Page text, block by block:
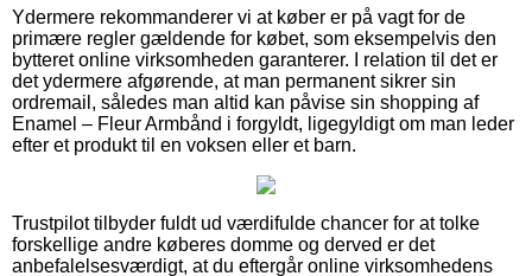
Ydermere rekommanderer vi at køber er på vagt for de
primære regler gældende for købet, som eksempelvis den
bytteret online virksomheden garanterer. I relation til det er
det ydermere afgørende, at man permanent sikrer sin
ordremail, således man altid kan påvise sin shopping af
Enamel – Fleur Armbånd i forgyldt, ligegyldigt om man leder
efter et produkt til en voksen eller et barn.
Trustpilot tilbyder fuldt ud værdifulde chancer for at tolke
forskellige andre køberes domme og derved er det
anbefalelsesværdigt, at du eftergår online virksomhedens